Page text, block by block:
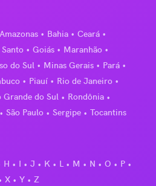
Amazonas Bahia
Ceará
Goiás
Maranhão
do Sul Minas Gerais
Pará
Piauí
Rio de Janeiro
Grande do Sul
Rondônia
São Paulo Sergipe Tocantins
H I J K L M N O
P
X Y Z